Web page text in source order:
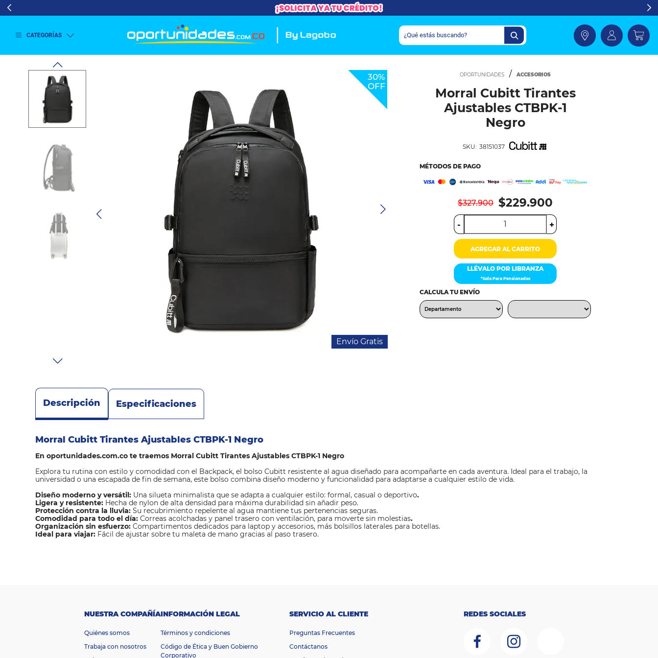
CATEGORÍAS
Secado
Refrigeración
Refrigeración
Comercial
Climatización
Colchones
Cocina
Sonido
Combos
Cuidado
30%
OFF
Envío Gratis
ACCESORIOS
Morral Cubitt Tirantes
Ajustables CTBPK-1
Negro
SKU: 38151037
MÉTODOS DE PAGO
$327.900 $229.900
- +
AGREGAR AL CARRITO
LLÉVALO POR LIBRANZA
*Solo Para Pensionados
CALCULA TU ENVÍO
Descripción Especificaciones
Morral Cubitt Tirantes Ajustables CTBPK-1 Negro
En oportunidades.com.co te traemos Morral Cubitt Tirantes Ajustables CTBPK-1 Negro
Explora tu rutina con estilo y comodidad con el Backpack, el bolso Cubitt resistente al agua diseñado para acompañarte en cada aventura. Ideal para el trabajo, la
universidad o una escapada de fin de semana, este bolso combina diseño moderno y funcionalidad para adaptarse a cualquier estilo de vida.
Diseño moderno y versátil: Una silueta minimalista que se adapta a cualquier estilo: formal, casual o deportivo.
Ligera y resistente: Hecha de nylon de alta densidad para máxima durabilidad sin añadir peso.
Protección contra la lluvia: Su recubrimiento repelente al agua mantiene tus pertenencias seguras.
Comodidad para todo el día: Correas acolchadas y panel trasero con ventilación, para moverte sin molestias.
Organización sin esfuerzo: Compartimentos dedicados para laptop y accesorios, más bolsillos laterales para botellas.
Ideal para viajar: Fácil de ajustar sobre tu maleta de mano gracias al paso trasero.
densidad,
NUESTRA COMPAÑÍA
Quiénes somos
Trabaja con nosotros
INFORMACIÓN LEGAL
Términos y condiciones
Código de Ética y Buen Gobierno
Corporativo
SERVICIO AL CLIENTE
Preguntas Frecuentes
Contáctanos
REDES SOCIALES